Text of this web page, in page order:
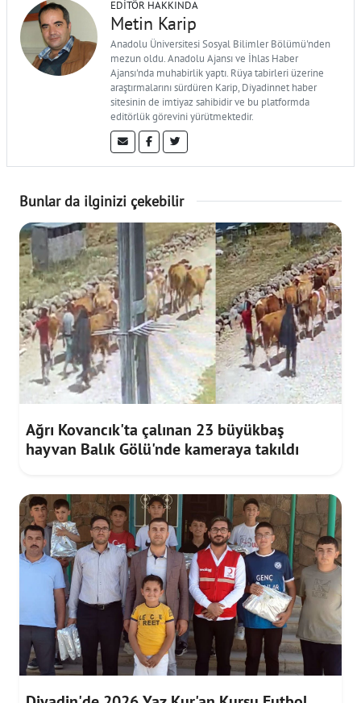
EDITÖR HAKKINDA
Metin Karip
Anadolu Üniversitesi Sosyal Bilimler Bölümü'nden
mezun oldu. Anadolu Ajansı ve İhlas Haber
Ajansı'nda muhabirlik yaptı. Rüya tabirleri üzerine
araştırmalarını sürdüren Karip, Diyadinnet haber
sitesinin de imtiyaz sahibidir ve bu platformda
editörlük görevini yürütmektedir.
Bunlar da ilginizi çekebilir
Ağrı Kovancık'ta çalınan 23 büyükbaş
hayvan Balık Gölü'nde kameraya takıldı